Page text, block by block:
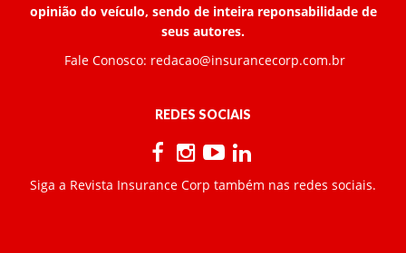
opinião do veículo, sendo de inteira reponsabilidade de
seus autores.
Fale Conosco: redacao@insurancecorp.com.br
REDES SOCIAIS
Siga a Revista Insurance Corp também nas redes sociais.